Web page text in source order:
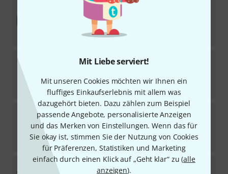
Mit Liebe serviert!
Mit unseren Cookies möchten wir Ihnen ein
fluffiges Einkaufserlebnis mit allem was
dazugehört bieten. Dazu zählen zum Beispiel
passende Angebote, personalisierte Anzeigen
und das Merken von Einstellungen. Wenn das für
Sie okay ist, stimmen Sie der Nutzung von Cookies
für Präferenzen, Statistiken und Marketing
einfach durch einen Klick auf „Geht klar“ zu (alle
anzeigen).
Mesa BoogieFillmore 50 Head
In 11–14 Wochen lieferbar
2.039CHF
Mesa Boogie 1x12 Boogie 19 Open Back Cab
Lieferbar in mehreren Monaten
544 CHF
Mesa Boogie 6L6 STR445
1
Sofort lieferbar
108 CHF
Mesa Boogie California Tweed 4:40 Head